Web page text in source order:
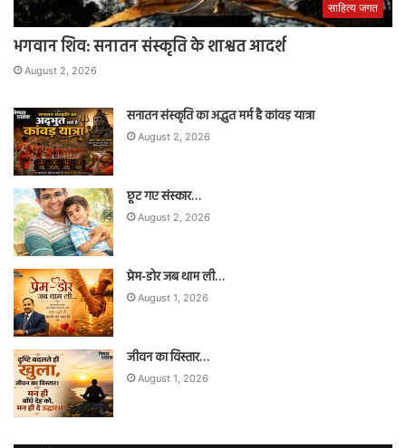
साहित्य जगत
भगवान शिव: सनातन संस्कृति के शाश्वत आदर्श
August 2, 2026
सनातन संस्कृति का अद्भुत मर्म है कांवड़ यात्रा
August 2, 2026
छूट गए संस्कार…
August 2, 2026
प्रेम-डोर जब थाम ली…
August 1, 2026
जीवन का विस्तार…
August 1, 2026